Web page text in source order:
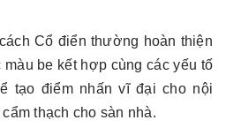
Cổ điển thường hoàn thiện
be kết hợp cùng các yếu tố
tạo điểm nhấn vĩ đại cho nội
thạch cho sàn nhà.